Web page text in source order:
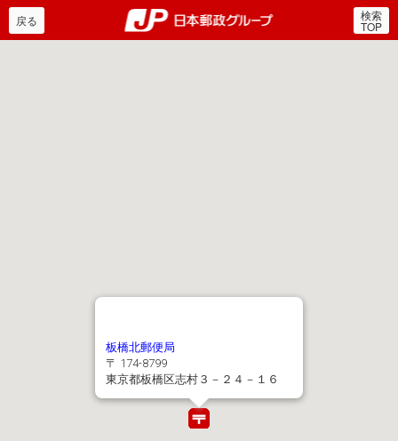
郵便局・日本郵政グルー
戻る 検索
TOP
板橋北郵便局
〒 174-8799
東京都板橋区志村３－２４－１６